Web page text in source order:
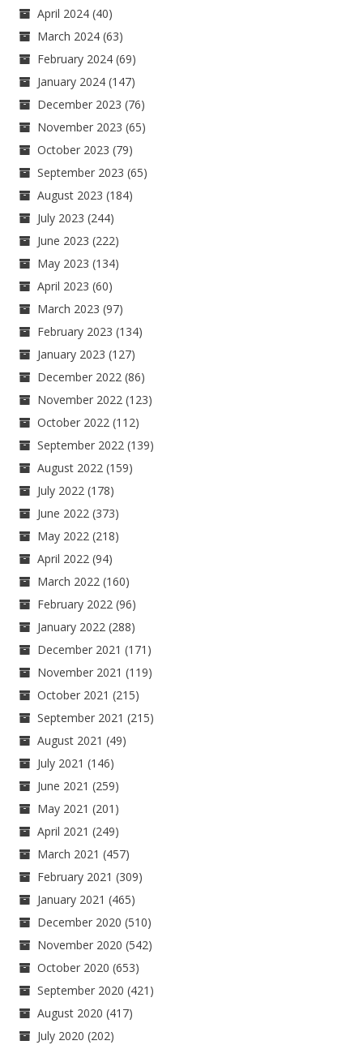
April 2024 (40)
March 2024 (63)
February 2024 (69)
January 2024 (147)
December 2023 (76)
November 2023 (65)
October 2023 (79)
September 2023 (65)
August 2023 (184)
July 2023 (244)
June 2023 (222)
May 2023 (134)
April 2023 (60)
March 2023 (97)
February 2023 (134)
January 2023 (127)
December 2022 (86)
November 2022 (123)
October 2022 (112)
September 2022 (139)
August 2022 (159)
July 2022 (178)
June 2022 (373)
May 2022 (218)
April 2022 (94)
March 2022 (160)
February 2022 (96)
January 2022 (288)
December 2021 (171)
November 2021 (119)
October 2021 (215)
September 2021 (215)
August 2021 (49)
July 2021 (146)
June 2021 (259)
May 2021 (201)
April 2021 (249)
March 2021 (457)
February 2021 (309)
January 2021 (465)
December 2020 (510)
November 2020 (542)
October 2020 (653)
September 2020 (421)
August 2020 (417)
July 2020 (202)